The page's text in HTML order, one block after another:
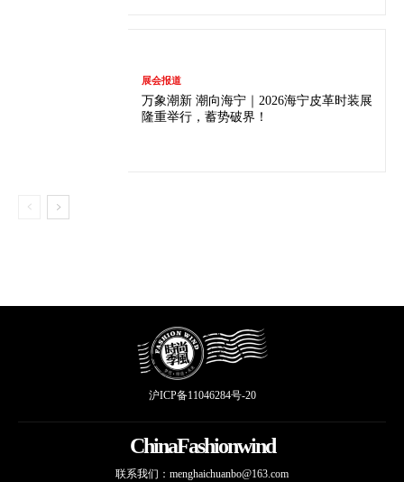
展会报道
万象潮新 潮向海宁｜2026海宁皮革时装展
隆重举行，蓄势破界！
沪ICP备11046284号-20
ChinaFashionwind
联系我们： menghaichuanbo@163.com